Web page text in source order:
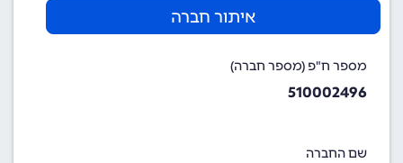
איתור חברה
מספר ח"פ (מספר חברה)
510002496
שם החברה